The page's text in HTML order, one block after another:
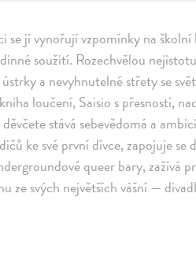
se jí vynořují vzpomínky na
soužití. Rozechvělou
a nevyhnutelné střety se
loučení, Saisio s přesností,
stává sebevědomá a
ke své první dívce, zapojuje se
queer bary, zažívá
ze svých největších vášní —